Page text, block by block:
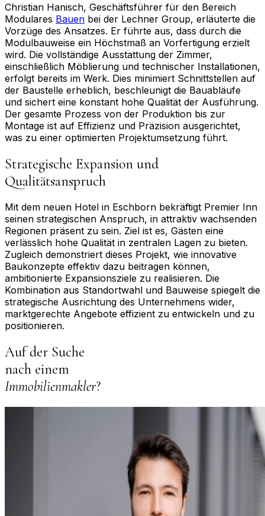
Christian Hanisch, Geschäftsführer für den Bereich
Modulares Bauen bei der Lechner Group, erläuterte die
Vorzüge des Ansatzes. Er führte aus, dass durch die
Modulbauweise ein Höchstmaß an Vorfertigung erzielt
wird. Die vollständige Ausstattung der Zimmer,
einschließlich Möblierung und technischer Installationen,
erfolgt bereits im Werk. Dies minimiert Schnittstellen auf
der Baustelle erheblich, beschleunigt die Bauabläufe
und sichert eine konstant hohe Qualität der Ausführung.
Der gesamte Prozess von der Produktion bis zur
Montage ist auf Effizienz und Präzision ausgerichtet,
was zu einer optimierten Projektumsetzung führt.
Strategische Expansion und
Qualitätsanspruch
Mit dem neuen Hotel in Eschborn bekräftigt Premier Inn
seinen strategischen Anspruch, in attraktiv wachsenden
Regionen präsent zu sein. Ziel ist es, Gästen eine
verlässlich hohe Qualität in zentralen Lagen zu bieten.
Zugleich demonstriert dieses Projekt, wie innovative
Baukonzepte effektiv dazu beitragen können,
ambitionierte Expansionsziele zu realisieren. Die
Kombination aus Standortwahl und Bauweise spiegelt die
strategische Ausrichtung des Unternehmens wider,
marktgerechte Angebote effizient zu entwickeln und zu
positionieren.
Auf der Suche
nach einem
Immobilienmakler?